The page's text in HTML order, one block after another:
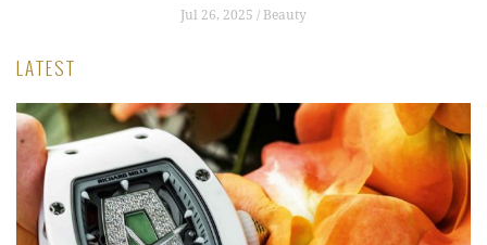
Jul 26, 2025 / Beauty
LATEST